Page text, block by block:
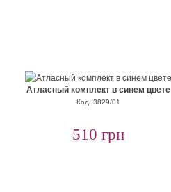
Атласный комплект в синем цвете
Код: 3829/01
510 грн